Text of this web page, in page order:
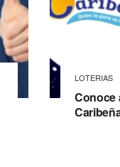
LOTERIAS
Conoce